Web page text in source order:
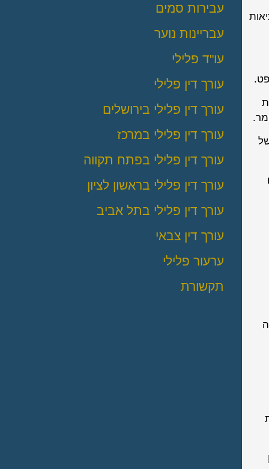
עבירות סמים
עבריינות נוער
עו"ד פלילי
עורך דין פלילי
עורך דין פלילי בירושלים
עורך דין פלילי במרכז
עורך דין פלילי בפתח תקווה
עורך דין פלילי בראשון לציון
עורך דין פלילי בתל אביב
עורך דין צבאי
ערעור פלילי
תקשורת